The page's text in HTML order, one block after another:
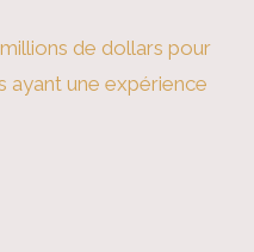
de dollars pour
ayant une expérience